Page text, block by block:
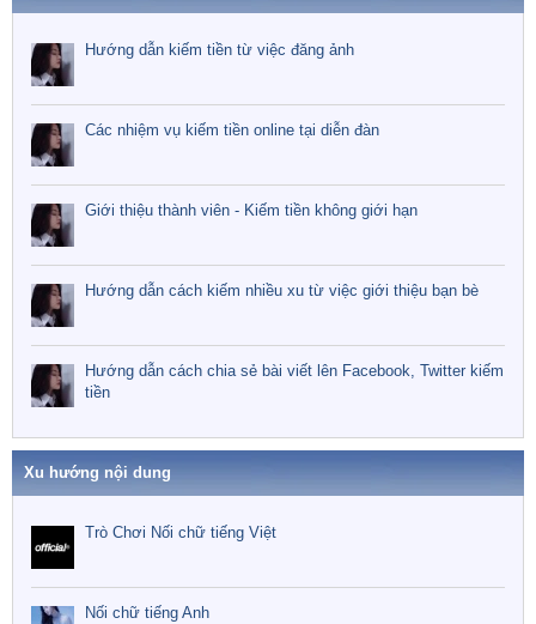
Hướng dẫn kiếm tiền từ việc đăng ảnh
Các nhiệm vụ kiếm tiền online tại diễn đàn
Giới thiệu thành viên - Kiếm tiền không giới hạn
Hướng dẫn cách kiếm nhiều xu từ việc giới thiệu bạn bè
Hướng dẫn cách chia sẻ bài viết lên Facebook, Twitter kiếm
tiền
Xu hướng nội dung
Trò Chơi Nối chữ tiếng Việt
Nối chữ tiếng Anh